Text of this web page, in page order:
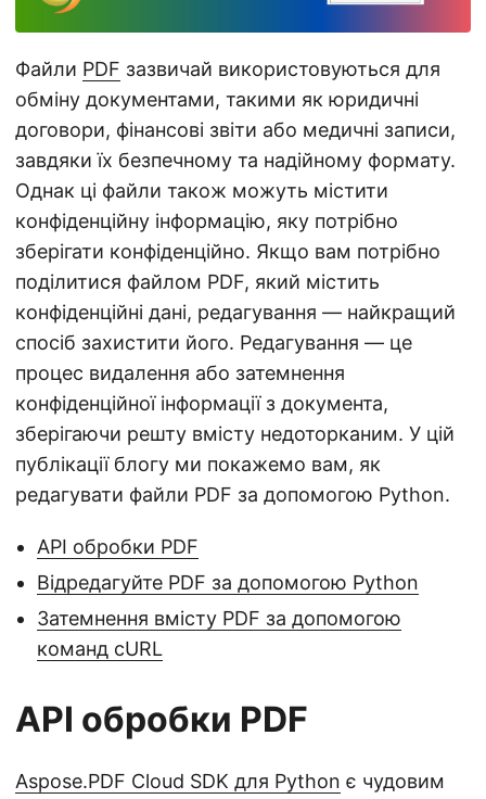
Файли PDF зазвичай використовуються для
обміну документами, такими як юридичні
договори, фінансові звіти або медичні записи,
завдяки їх безпечному та надійному формату.
Однак ці файли також можуть містити
конфіденційну інформацію, яку потрібно
зберігати конфіденційно. Якщо вам потрібно
поділитися файлом PDF, який містить
конфіденційні дані, редагування — найкращий
спосіб захистити його. Редагування — це
процес видалення або затемнення
конфіденційної інформації з документа,
зберігаючи решту вмісту недоторканим. У цій
публікації блогу ми покажемо вам, як
редагувати файли PDF за допомогою Python.
API обробки PDF
Відредагуйте PDF за допомогою Python
Затемнення вмісту PDF за допомогою
команд cURL
API обробки PDF
Aspose.PDF Cloud SDK для Python є чудовим